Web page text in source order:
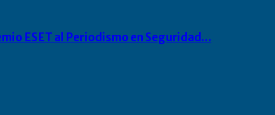
ESET al Periodismo en Seguridad…